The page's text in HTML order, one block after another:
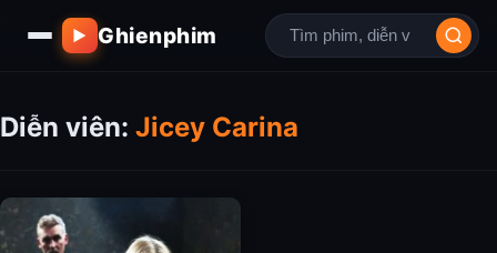
▶ Ghienphim
Diễn viên: Jicey Carina